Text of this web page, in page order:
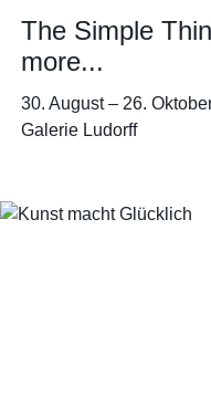
The Simple
more...
30. August–26.
Galerie Ludorff